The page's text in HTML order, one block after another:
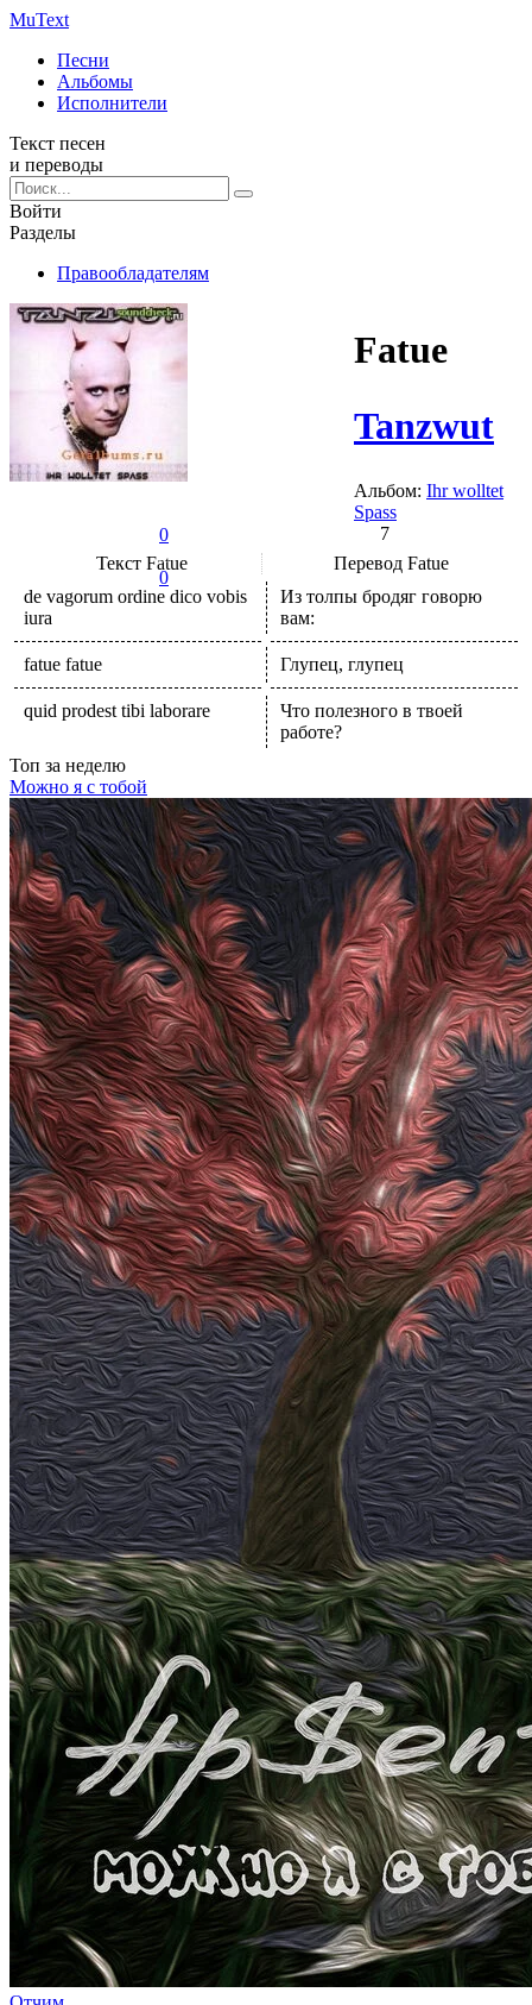
MuText
Песни
Альбомы
Исполнители
Текст песен
и переводы
Войти
Разделы
Правообладателям
0
0
Fatue
Tanzwut
Альбом: Ihr wolltet
Spass
7
ТекстFatue ПереводFatue
de vagorum ordine dico vobis
iura
fatue fatue
quid prodest tibi laborare
Из толпы бродяг говорю
вам:
Глупец, глупец
Что полезного в твоей
работе?
Топ за неделю
Можно я с тобой